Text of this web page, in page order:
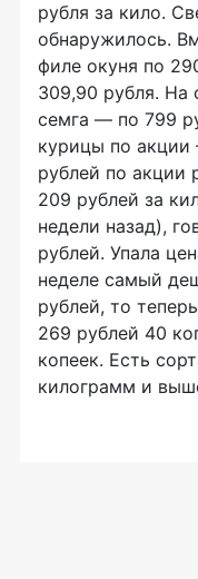
рубля за кило.
обнаружилось.
филе окуня по
309,90 рубля. На
семга — по 799
курицы по акции
рублей по акции
209 рублей за
недели назад),
рублей. Упала
неделе самый
рублей, то
269 рублей 40
копеек. Есть
килограмм и